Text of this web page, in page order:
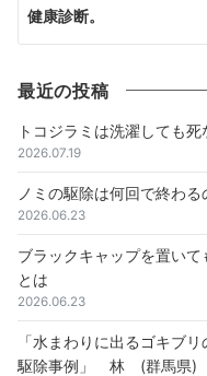
健康診断。
最近の投稿
トコジラミは洗濯しても
2026.07.19
ノミの駆除は何回で終わ
2026.06.23
ブラックキャップを置い
とは
2026.06.23
「水まわりに出るゴキブ
駆除事例」 林 (群馬県)